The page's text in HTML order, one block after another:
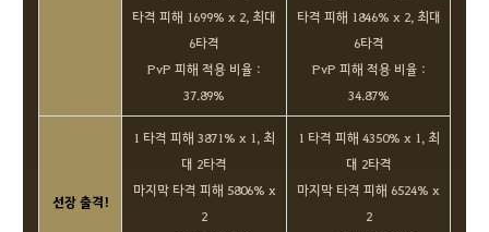
타격 피해 1699% x 2, 최대
6타격
PvP 피해 적용 비율 :
37.89%
타격 피해 1846% x 2, 최대
6타격
PvP 피해 적용 비율 :
34.87%
선장 출격!
1 타격 피해 3871% x 1, 최
대 2타격
마지막 타격 피해 5806% x
2
1 타격 피해 4350% x 1, 최
대 2타격
마지막 타격 피해 6524% x
2